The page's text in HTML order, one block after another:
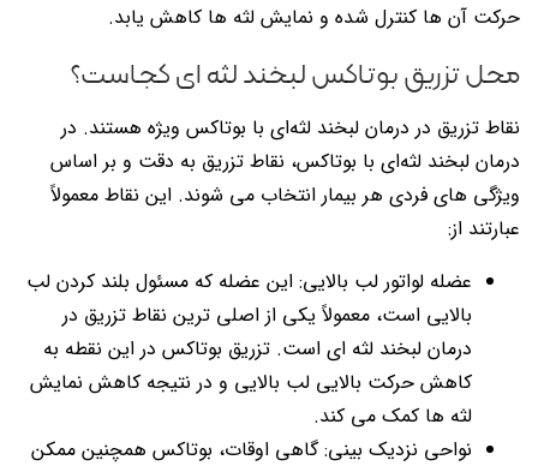
حرکت آن ها کنترل شده و نمایش لثه ها کاهش یابد.
محل تزریق بوتاکس لبخند لثه ای کجاست؟
نقاط تزریق در درمان لبخند لثه‌ای با بوتاکس ویژه هستند. در
درمان لبخند لثه‌ای با بوتاکس، نقاط تزریق به دقت و بر اساس
ویژگی های فردی هر بیمار انتخاب می شوند. این نقاط معمولاً
عبارتند از:
عضله لواتور لب بالایی: این عضله که مسئول بلند کردن لب
بالایی است، معمولاً یکی از اصلی ترین نقاط تزریق در
درمان لبخند لثه ای است. تزریق بوتاکس در این نقطه به
کاهش حرکت بالایی لب بالایی و در نتیجه کاهش نمایش
لثه ها کمک می کند.
نواحی نزدیک بینی: گاهی اوقات، بوتاکس همچنین ممکن